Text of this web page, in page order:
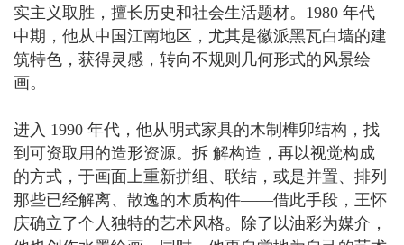
实主义取胜，擅长历史和社会生活题材。1980 年代
中期，他从中国江南地区，尤其是徽派黑瓦白墙的建
筑特色，获得灵感，转向不规则几何形式的风景绘
画。
进入 1990 年代，他从明式家具的木制榫卯结构，找
到可资取用的造形资源。拆 解构造，再以视觉构成
的方式，于画面上重新拼组、联结，或是并置、排列
那些已经解离、散逸的木质构件——借此手段，王怀
庆确立了个人独特的艺术风格。除了以油彩为媒介，